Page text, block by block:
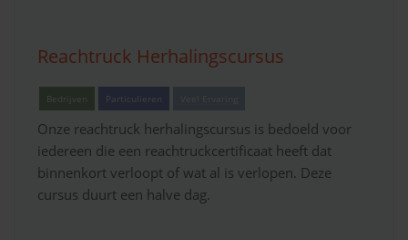
Reachtruck Herhalingscursus
Bedrijven Particulieren
Onze reachtruck herhalingscursus is bedoeld voor
iedereen die een reachtruckcertificaat heeft dat
binnenkort verloopt of wat al is verlopen. Deze
cursus duurt een halve dag.